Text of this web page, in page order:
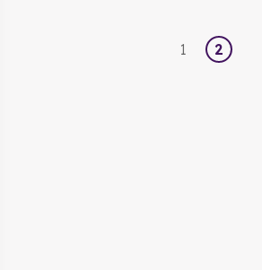
1 2